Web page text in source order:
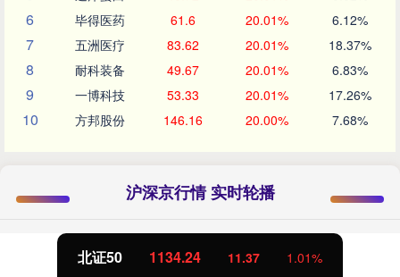
6 毕得医药 61.6 20.01% 6.12%
7 五洲医疗 83.62 20.01% 18.37%
8 耐科装备 49.67 20.01% 6.83%
9 一博科技 53.33 20.01% 17.26%
10 方邦股份 146.16 20.00% 7.68%
沪深京行情 实时轮播
北证50 1134.24 11.37 1.01%